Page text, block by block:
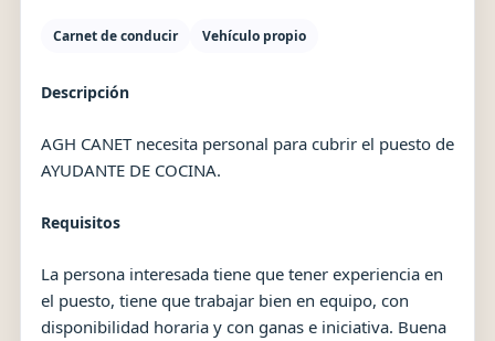
Carnet de conducir Vehículo propio
Descripción
AGH CANET necesita personal para cubrir el puesto de
AYUDANTE DE COCINA.
Requisitos
La persona interesada tiene que tener experiencia en
el puesto, tiene que trabajar bien en equipo, con
disponibilidad horaria y con ganas e iniciativa. Buena